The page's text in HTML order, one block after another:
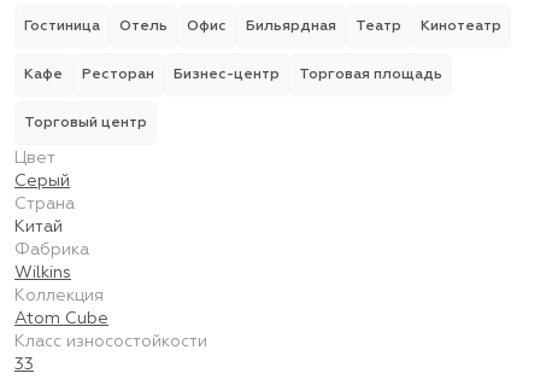
Гостиница Отель Офис Бильярдная Театр Кинотеатр
Кафе Ресторан Бизнес-центр Торговая площадь
Торговый центр
Цвет
Серый
Страна
Китай
Фабрика
Wilkins
Коллекция
Atom Cube
Класс износостойкости
33